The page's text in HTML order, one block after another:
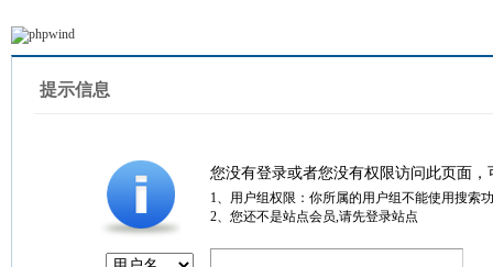
提示信息
您没有登录或者您没有权限访问此页面
1、用户组权限：你所属的用户组不能使用搜索
2、您还不是站点会员,请先登录站点